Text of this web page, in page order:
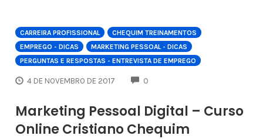
CARREIRA PROFISSIONAL
CHEQUIM TREINAMENTOS
EMPREGO - DICAS
MARKETING PESSOAL - DICAS
PERGUNTAS E RESPOSTAS - ENTREVISTA DE EMPREGO
4 DE NOVEMBRO DE 2017 0
Marketing Pessoal Digital – Curso
Online Cristiano Chequim